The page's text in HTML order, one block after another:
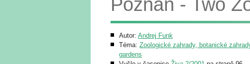
Autor: Andrej Funk
Téma: Zoologické zahrady, botanické
gardens